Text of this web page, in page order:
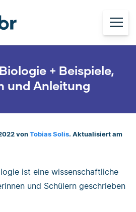
+ Beispiele,
und Anleitung
von Tobias Solis. Aktualisiert am
ist eine wissenschaftliche
und Schülern geschrieben